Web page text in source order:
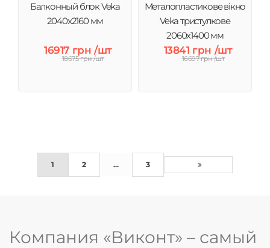
Балконный блок Veka
2040x2160 мм
16917 грн /шт
18675 грн /шт
Металопластикове вікно
Veka тристулкове
2060х1400 мм
13841 грн /шт
16697 грн /шт
1 2 ... 3
Компания «Виконт» – самый